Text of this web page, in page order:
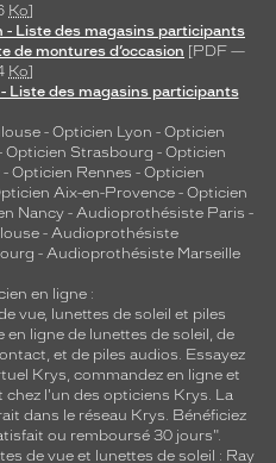
Ko]
- Liste des magasins participants
de montures d’occasion [PDF —
Ko]
Liste des magasins participants
- Opticien Lyon - Opticien
Opticien Strasbourg - Opticien
- Opticien Rennes - Opticien
Aix-en-Provence - Opticien
Nancy - Audioprothésiste Paris -
- Audioprothésiste
- Audioprothésiste Marseille
en ligne :
vue, lunettes de soleil et piles
en ligne de lunettes de soleil, de
, et de piles audios. Essayez
Krys, commandez en ligne et
l'un des opticiens Krys. La
dans le réseau Krys. Bénéficiez
ou remboursé 30 jours".
de vue et lunettes de soleil : Ray